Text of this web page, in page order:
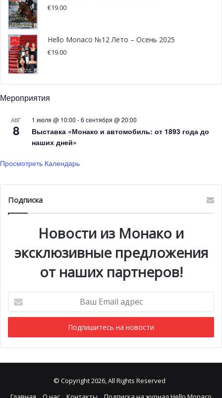
€19.00
Hello Monaco №12 Лето – Осень 2025
€19.00
Мероприятия
АВГ
8
1 июля @ 10:00 -6 сентября @ 20:00
Выставка «Монако и автомобиль: от 1893 года до
наших дней»
Просмотреть Календарь
Подписка
Новости из Монако и
эксклюзивные предложения
от наших партнеров!
Email
адрес
© Copyright 2026, All Rights Reserved